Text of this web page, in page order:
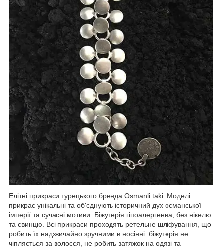
Елітні прикраси турецького бренда Osmanli taki. Моделі
прикрас унікальні та об'єднують історичний дух османської
імперії та сучасні мотиви. Біжутерія гіпоалергенна, без нікелю
та свинцю. Всі прикраси проходять ретельне шліфування, що
робить їх надзвичайно зручними в носінні: біжутерія не
чіпляється за волосся, не робить затяжок на одязі та